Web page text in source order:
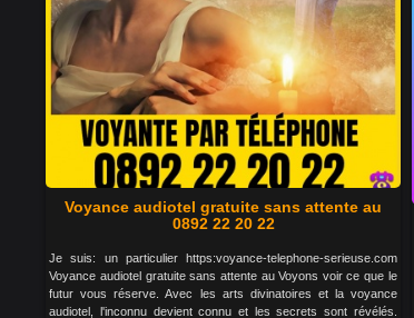
Voyance audiotel gratuite sans attente au
0892 22 20 22
Je suis: un particulier https:voyance-telephone-serieuse.com
Voyance audiotel gratuite sans attente au Voyons voir ce que le
futur vous réserve. Avec les arts divinatoires et la voyance
audiotel, l'inconnu devient connu et les secrets sont révélés.